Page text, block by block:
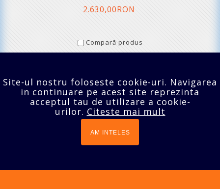
2.630,00RON
Compară produs
INFORMATII
SERVICII CLIENTI
EXTRA
CONTUL TĂU
Site-ul nostru foloseste cookie-uri. Navigarea
in continuare pe acest site reprezinta
acceptul tau de utilizare a cookie-
urilor. Citeste mai mult
AM INTELES